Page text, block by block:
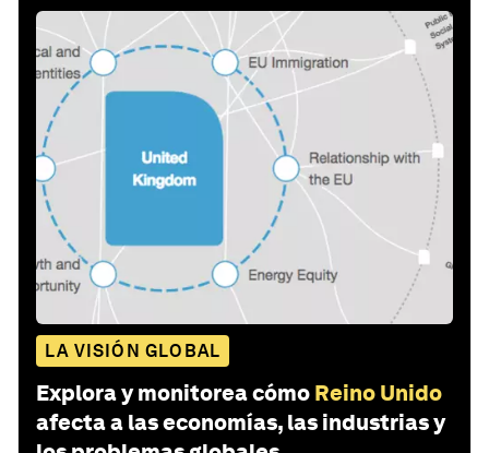
LA VISIÓN GLOBAL
Explora y monitorea cómo Reino Unido
afecta a las economías, las industrias y